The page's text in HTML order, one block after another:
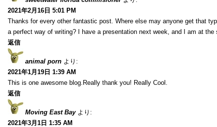
2021年2月16日 5:01 PM
Thanks for every other fantastic post. Where else may anyone get that
a perfect way of writing? I have a presentation next week, and I am at the
返信
animal porn より:
2021年1月19日 1:39 AM
This is one awesome blog.Really thank you! Really Cool.
返信
Moving East Bay より:
2021年3月1日 1:35 AM